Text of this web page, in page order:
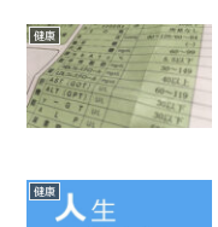
健康
健康